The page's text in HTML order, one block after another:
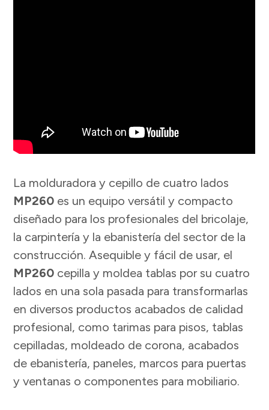
La molduradora y cepillo de cuatro lados
MP260 es un equipo versátil y compacto
diseñado para los profesionales del bricolaje,
la carpintería y la ebanistería del sector de la
construcción. Asequible y fácil de usar, el
MP260 cepilla y moldea tablas por su cuatro
lados en una sola pasada para transformarlas
en diversos productos acabados de calidad
profesional, como tarimas para pisos, tablas
cepilladas, moldeado de corona, acabados
de ebanistería, paneles, marcos para puertas
y ventanas o componentes para mobiliario.